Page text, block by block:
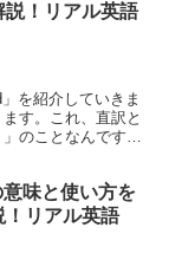
説！リアル英語
を紹介していきま
す。これ、直訳と
のことなんです
味と使い方を
！リアル英語